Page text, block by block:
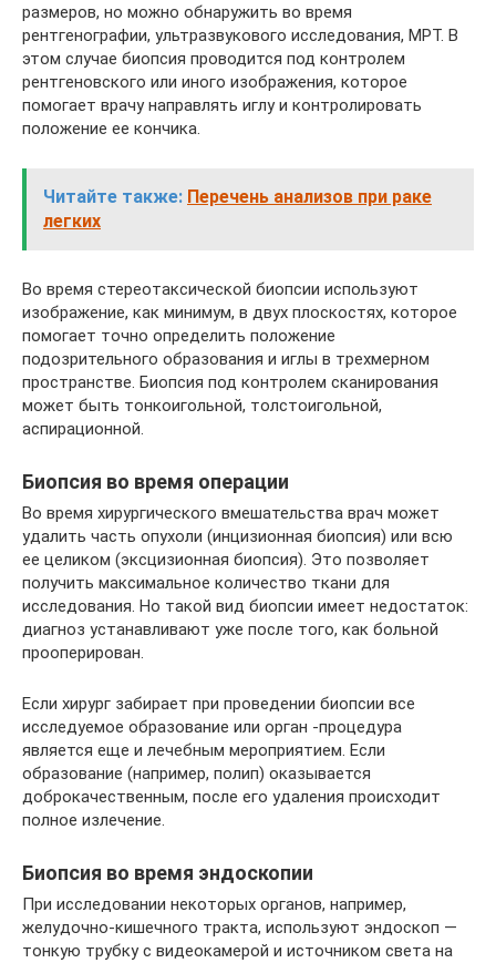
размеров, но можно обнаружить во время
рентгенографии, ультразвукового исследования, МРТ. В
этом случае биопсия проводится под контролем
рентгеновского или иного изображения, которое
помогает врачу направлять иглу и контролировать
положение ее кончика.
Читайте также: Перечень анализов при раке
легких
Во время стереотаксической биопсии используют
изображение, как минимум, в двух плоскостях, которое
помогает точно определить положение
подозрительного образования и иглы в трехмерном
пространстве. Биопсия под контролем сканирования
может быть тонкоигольной, толстоигольной,
аспирационной.
Биопсия во время операции
Во время хирургического вмешательства врач может
удалить часть опухоли (инцизионная биопсия) или всю
ее целиком (эксцизионная биопсия). Это позволяет
получить максимальное количество ткани для
исследования. Но такой вид биопсии имеет недостаток:
диагноз устанавливают уже после того, как больной
прооперирован.
Если хирург забирает при проведении биопсии все
исследуемое образование или орган -процедура
является еще и лечебным мероприятием. Если
образование (например, полип) оказывается
доброкачественным, после его удаления происходит
полное излечение.
Биопсия во время эндоскопии
При исследовании некоторых органов, например,
желудочно-кишечного тракта, используют эндоскоп —
тонкую трубку с видеокамерой и источником света на